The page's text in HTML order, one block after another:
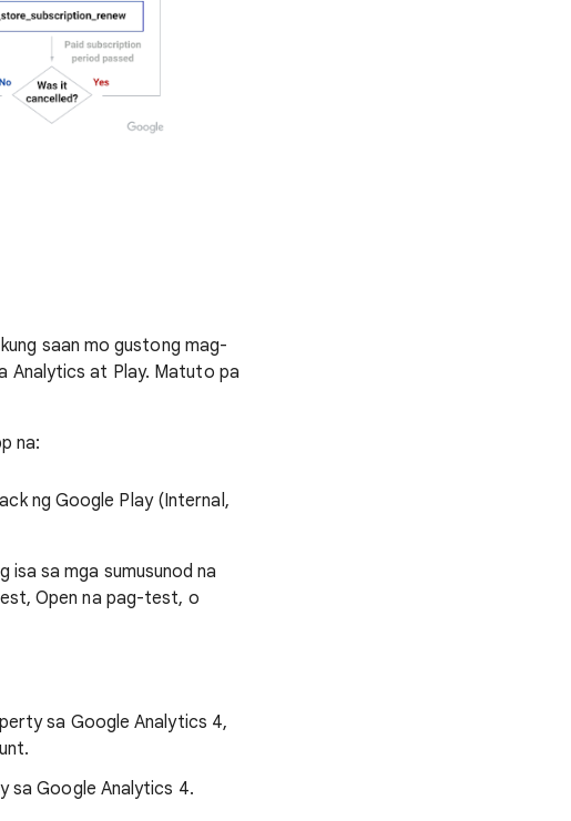
saan mo gustong mag-
Analytics at Play. Matuto pa
na:
ng Google Play (Internal,
isa sa mga sumusunod na
Open na pag-test, o
sa Google Analytics 4,
sa Google Analytics 4.